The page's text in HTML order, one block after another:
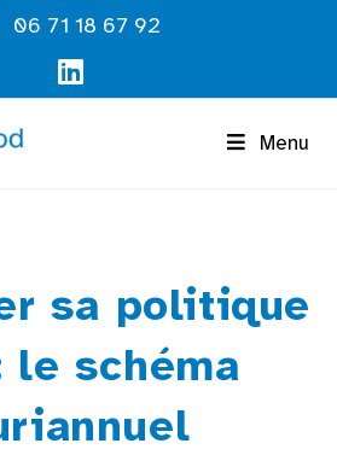
06 71 18 67 92
Menu
sa politique
le schéma